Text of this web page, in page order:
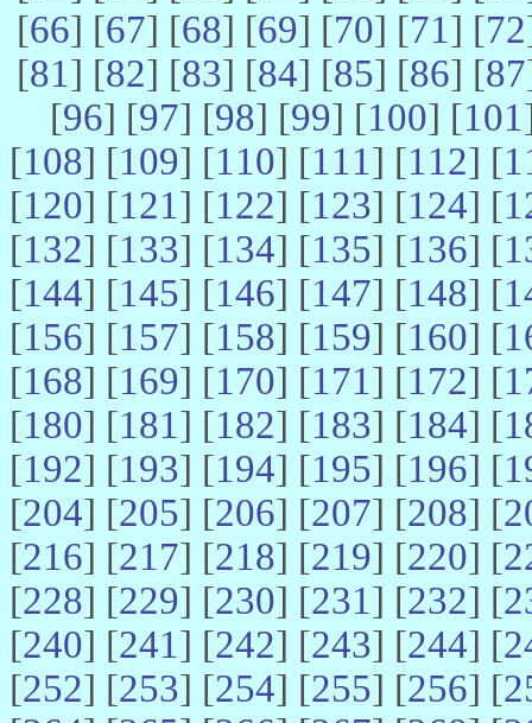
[66] [67] [68] [69] [70] [71] [72
[81] [82] [83] [84] [85] [86] [87
[96] [97] [98] [99] [100] [101
[108] [109] [110] [111] [112] [
[120] [121] [122] [123] [124] [
[132] [133] [134] [135] [136] [
[144] [145] [146] [147] [148] [
[156] [157] [158] [159] [160] [
[168] [169] [170] [171] [172] [
[180] [181] [182] [183] [184] [
[192] [193] [194] [195] [196] [
[204] [205] [206] [207] [208] [
[216] [217] [218] [219] [220] [
[228] [229] [230] [231] [232] [
[240] [241] [242] [243] [244] [
[252] [253] [254] [255] [256] [